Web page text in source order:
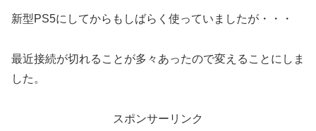
新型PS5にしてからもしばらく使っていましたが・・・
最近接続が切れることが多々あったので変えることにしま
した。
スポンサーリンク